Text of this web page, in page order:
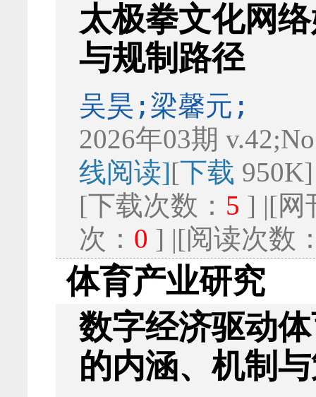
太极拳文化网
与规制路径
吴昊;梁馨元;
2026年03期
线阅读][下载 950K]
[下载次数： 5 ] |[网
次： 0 ] |[阅读次数
体育产业研究
数字经济驱动
的内涵、机制